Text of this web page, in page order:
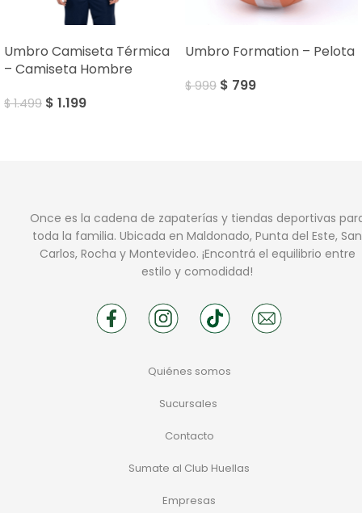
Umbro Camiseta Térmica
– Camiseta Hombre
$1.499 $ 1.199
Umbro Formation – Pelota
$999 $ 799
Once es la cadena de zapaterías y tiendas deportivas
toda la familia. Ubicada en Maldonado, Punta del Este, San
Carlos, Rocha y Montevideo. ¡Encontrá el equilibrio entre
estilo y comodidad!
Quiénes somos
Sucursales
Contacto
Sumate al Club Huellas
Empresas